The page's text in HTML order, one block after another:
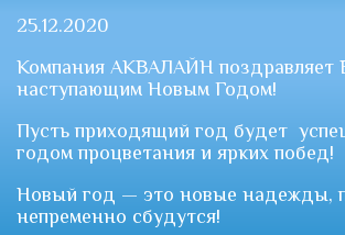
25.12.2020
Компания АКВАЛАЙН поздравляет
наступающим Новым Годом!
Пусть приходящий год будет
годом процветания и ярких побед!
Новый год — это новые надежды,
непременно сбудутся!